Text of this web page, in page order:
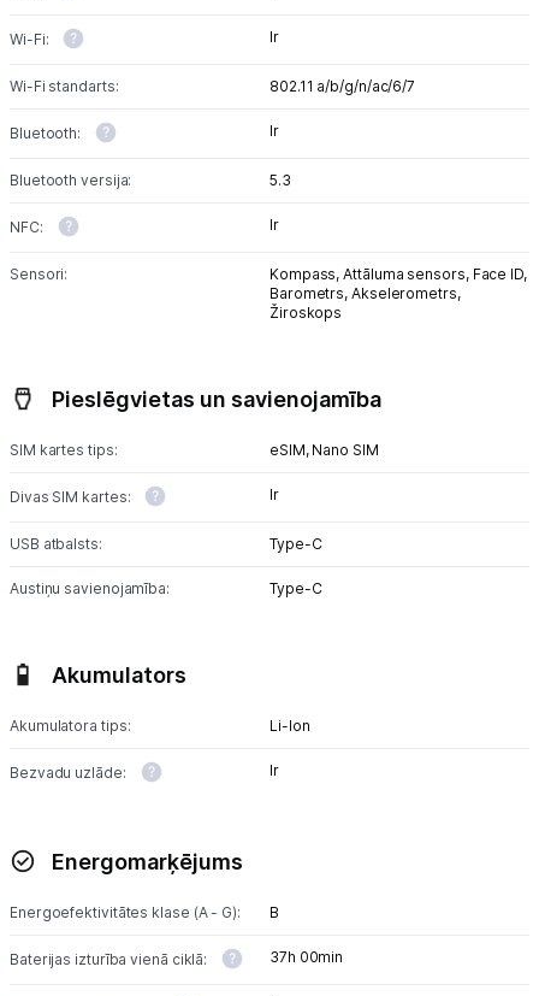
Wi-Fi: Ir
Wi-Fi standarts: 802.11 a/b/g/n/ac/6/7
Bluetooth: Ir
Bluetooth versija: 5.3
NFC: Ir
Sensori: Kompass,Attāluma sensors, Face ID,
Barometrs,Akselerometrs,
Žiroskops
Pieslēgvietas un savienojamība
SIM kartes tips: eSIM, Nano SIM
Divas SIM kartes: Ir
USB atbalsts: Type-C
Austiņu savienojamība: Type-C
Akumulators
Akumulatora tips: Li-lon
Bezvadu uzlāde: Ir
Energomarķējums
Energoefektivitātes klase (A - G): B
Baterijas izturība vienā ciklā: 37h 00min